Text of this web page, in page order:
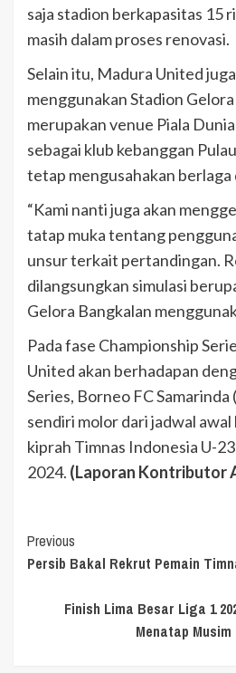
saja stadion berkapasitas 15
masih dalam proses renovasi.
Selain itu, Madura United
menggunakan Stadion
merupakan venue Piala
sebagai klub kebanggan
tetap mengusahakan berlaga
“Kami nanti juga akan
tatap muka tentang
unsur terkait pertandingan.
dilangsungkan simulasi
Gelora Bangkalan
Pada fase Championship
United akan berhadapan
Series, Borneo FC Samarinda
sendiri molor dari jadwal
kiprah Timnas Indonesia U-
2024. (Laporan Kontributor
Continue
Reading
Previous
Persib Bakal Rekrut Pemain
Finish Lima Besar Liga 1
Menatap